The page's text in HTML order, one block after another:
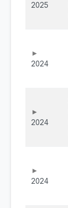
2025
2024
2024
2024